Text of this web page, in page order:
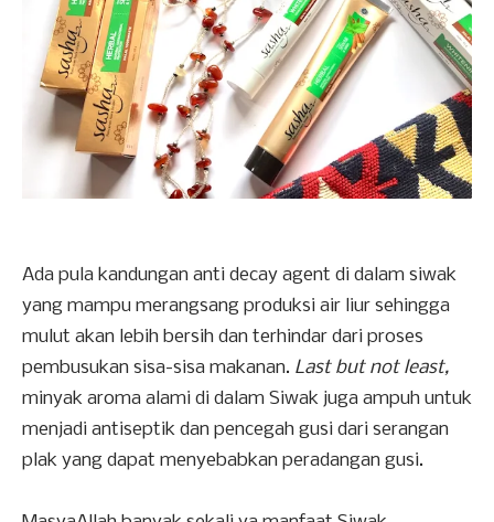
Ada pula kandungan anti decay agent di dalam siwak
yang mampu merangsang produksi air liur sehingga
mulut akan lebih bersih dan terhindar dari proses
pembusukan sisa-sisa makanan. Last but not least,
minyak aroma alami di dalam Siwak juga ampuh untuk
menjadi antiseptik dan pencegah gusi dari serangan
plak yang dapat menyebabkan peradangan gusi.